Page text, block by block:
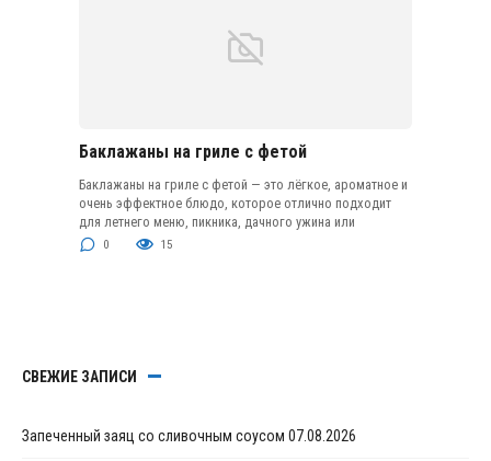
Баклажаны на гриле с фетой
Баклажаны на гриле с фетой — это лёгкое, ароматное и
очень эффектное блюдо, которое отлично подходит
для летнего меню, пикника, дачного ужина или
0 15
СВЕЖИЕ ЗАПИСИ
Запеченный заяц со сливочным соусом 07.08.2026